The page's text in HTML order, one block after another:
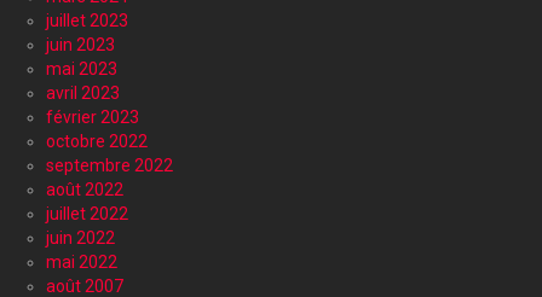
juillet 2023
juin 2023
mai 2023
avril 2023
février 2023
octobre 2022
septembre 2022
août 2022
juillet 2022
juin 2022
mai 2022
août 2007